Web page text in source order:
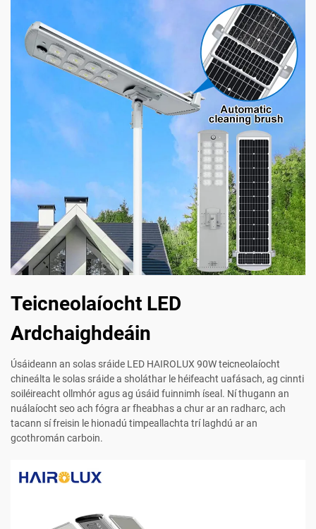
Teicneolaíocht LED
Ardchaighdeáin
Úsáideann an solas sráide LED HAIROLUX 90W teicneolaíocht
chineálta le solas sráide a sholáthar le héifeacht uafásach, ag cinnti
soiléireacht ollmhór agus ag úsáid fuinnimh íseal. Ní thugann an
nuálaíocht seo ach fógra ar fheabhas a chur ar an radharc, ach
tacann sí freisin le hionadú timpeallachta trí laghdú ar an
gcothromán carboin.